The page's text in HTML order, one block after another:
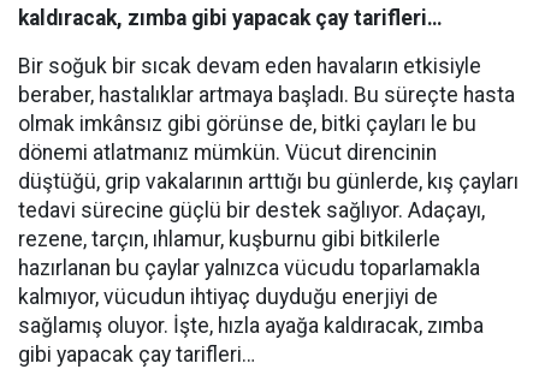
kaldıracak, zımba gibi yapacak çay tarifleri…
Bir soğuk bir sıcak devam eden havaların etkisiyle
beraber, hastalıklar artmaya başladı. Bu süreçte hasta
olmak imkânsız gibi görünse de, bitki çayları le bu
dönemi atlatmanız mümkün. Vücut direncinin
düştüğü, grip vakalarının arttığı bu günlerde, kış çayları
tedavi sürecine güçlü bir destek sağlıyor. Adaçayı,
rezene, tarçın, ıhlamur, kuşburnu gibi bitkilerle
hazırlanan bu çaylar yalnızca vücudu toparlamakla
kalmıyor, vücudun ihtiyaç duyduğu enerjiyi de
sağlamış oluyor. İşte, hızla ayağa kaldıracak, zımba
gibi yapacak çay tarifleri…